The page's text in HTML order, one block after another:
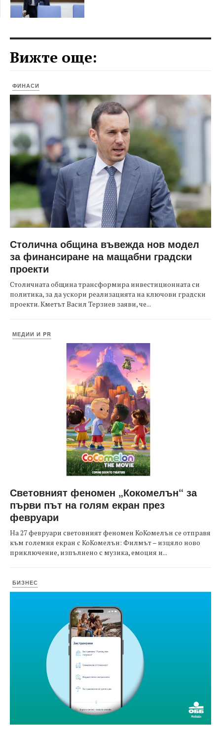
Вижте още:
ФИНАСИ
Столична община въвежда нов модел
за финансиране на мащабни градски
проекти
Столичната община трансформира инвестиционната си
политика, за да ускори реализацията на ключови градски
проекти. Кметът Васил Терзиев заяви, че...
МЕДИИ И PR
Световният феномен „Кокомелън“ за
първи път на голям екран през
февруари
На 27 февруари световният феномен КоКомелън се отправя
към големия екран с КоКомелън: Филмът – изцяло ново
приключение, изпълнено с музика, емоция и...
БИЗНЕС